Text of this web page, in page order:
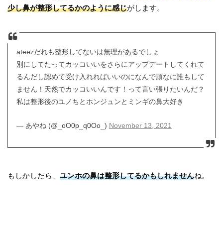
少し鼻が整形してるかのように感じがします。
ateezだれも整形してないは無理があるでしょ
別にしてたってカッコいいをさらにアップデートしてくれて
るんだし認めて受け入れればいいのになんで頑なに誰もして
ません！天然でカッコいいんです！って言い張りたいんだ？
私は整形後のユノちとホンジュンとミンギの鼻大好き
— あやね (@_oO0p_q0Oo_) November 13, 2021
もしかしたら、ユンホの鼻は整形してるかもしれませんね。